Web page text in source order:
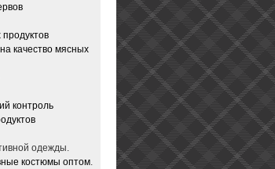
качество мясных
контроль
одежды.
костюмы оптом.